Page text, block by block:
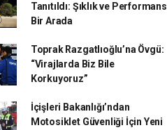
Tanıtıldı: Şıklık ve Performans
Bir Arada
Toprak Razgatlıoğlu’na Övgü:
“Virajlarda Biz Bile
Korkuyoruz”
İçişleri Bakanlığı’ndan
Motosiklet Güvenliği İçin Yeni